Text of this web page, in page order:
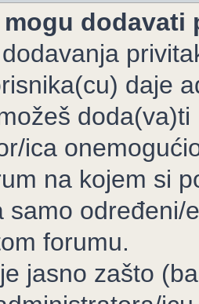
mogu dodavati
daje
ica
na kojem si
samo određeni/
forumu.
jasno zašto